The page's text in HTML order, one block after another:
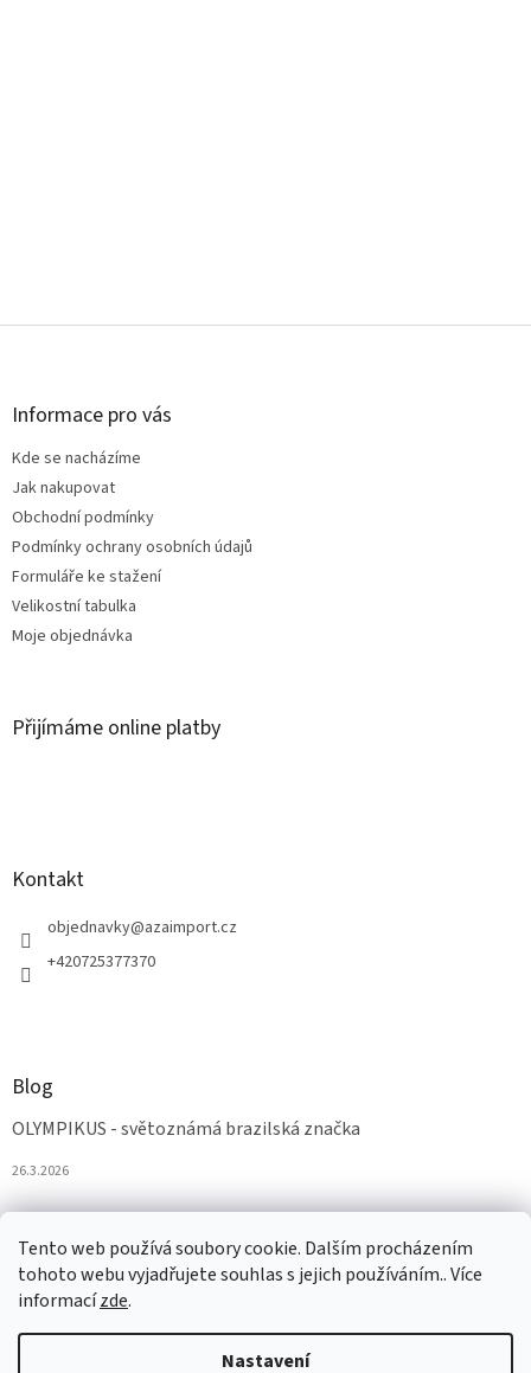
Tento web používá soubory cookie. Dalším procházením
tohoto webu vyjadřujete souhlas s jejich používáním.. Více
informacízde.
Nastavení
Z
Informace pro vás
Kde se nacházíme
Jak nakupovat
Obchodní podmínky
Podmínky ochrany osobních údajů
Formuláře ke stažení
Velikostní tabulka
Moje objednávka
Přijímáme online platby
Kontakt
objednavky@azaimport.cz
+420725377370
Blog
OLYMPIKUS - světoznámá brazilská značka
26.3.2026
Vytvořil Shoptet